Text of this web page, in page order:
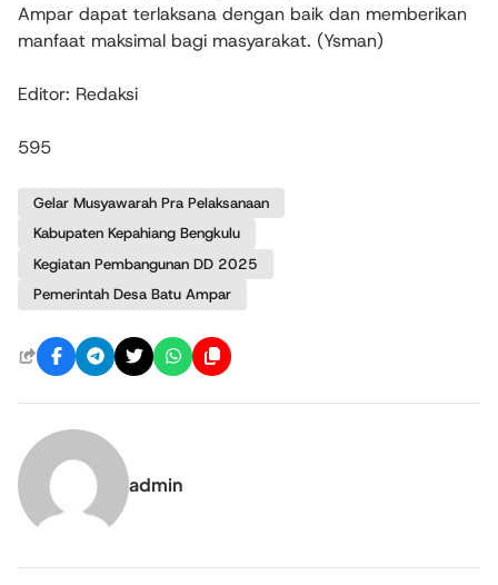
Ampar dapat terlaksana dengan baik dan memberikan
manfaat maksimal bagi masyarakat. (Ysman)
Editor: Redaksi
595
Gelar Musyawarah Pra Pelaksanaan
Kabupaten Kepahiang Bengkulu
Kegiatan Pembangunan DD 2025
Pemerintah Desa Batu Ampar
admin